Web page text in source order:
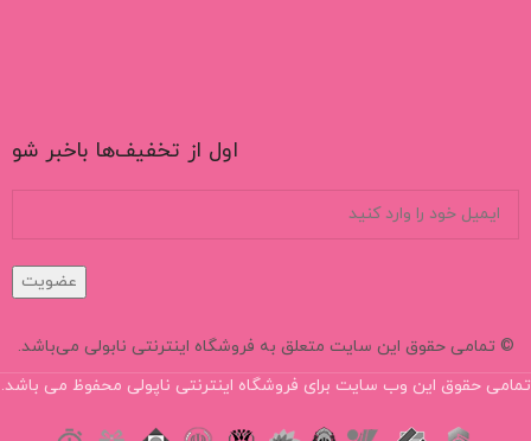
اول از تخفیف‌ها باخبر شو
عضویت
© تمامی حقوق این سایت متعلق به فروشگاه اینترنتی نابولی می‌باشد.
تمامی حقوق این وب سایت برای فروشگاه اینترنتی ناپولی محفوظ می باشد.